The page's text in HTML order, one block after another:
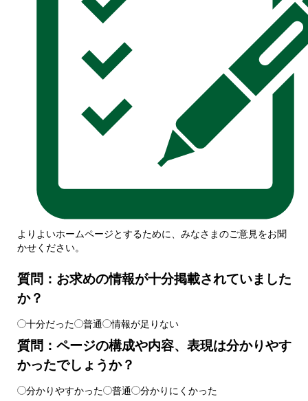
よりよいホームページとするために、みなさまのご意見をお聞
かせください。
質問：お求めの情報が十分掲載されていました
か？
十分だった 普通 情報が足りない
質問：ページの構成や内容、表現は分かりやす
かったでしょうか？
分かりやすかった 普通 分かりにくかった